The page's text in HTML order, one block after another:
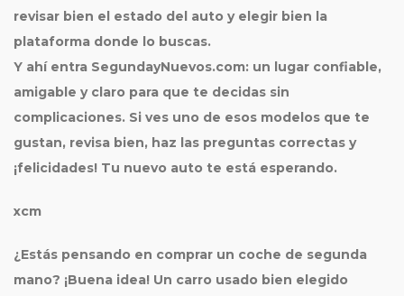
revisar bien el estado del auto y elegir bien la
plataforma donde lo buscas.
Y ahí entra SegundayNuevos.com: un lugar confiable,
amigable y claro para que te decidas sin
complicaciones. Si ves uno de esos modelos que te
gustan, revisa bien, haz las preguntas correctas y
¡felicidades! Tu nuevo auto te está esperando.
xcm
¿Estás pensando en comprar un coche de segunda
mano? ¡Buena idea! Un carro usado bien elegido